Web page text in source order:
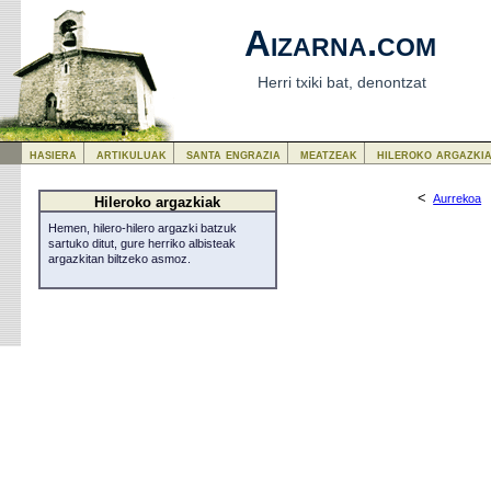
Aizarna.com
Herri txiki bat, denontzat
<Aurrekoa
Hileroko argazkiak
Hemen, hilero-hilero argazki batzuk
sartuko ditut, gure herriko albisteak
argazkitan biltzeko asmoz.
hasiera artikuluak santa engrazia meatzeak hileroko